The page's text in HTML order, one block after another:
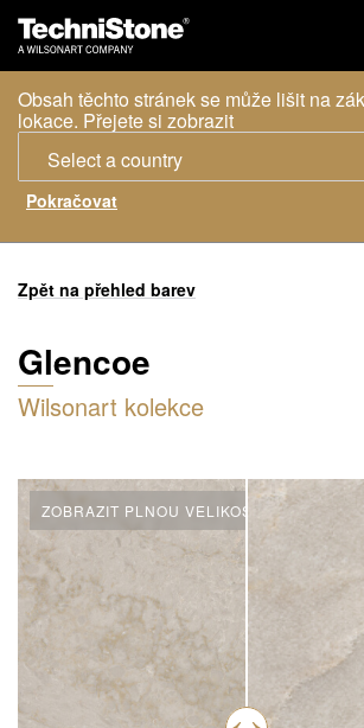
Obsah těchto stránek se může lišit na
lokace. Přejete si zobrazit
Select a country
Zpět na přehled barev
Glencoe
Wilsonart kolekce
ZOBRAZIT PLNOU VELIKOST